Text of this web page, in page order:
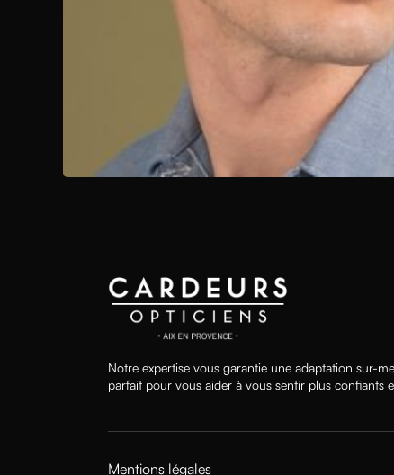
Notre expertise vous garantie une adaptation sur-
parfait pour vous aider à vous sentir plus confiants
Mentions légales